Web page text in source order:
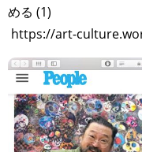
める (1)
https://art-